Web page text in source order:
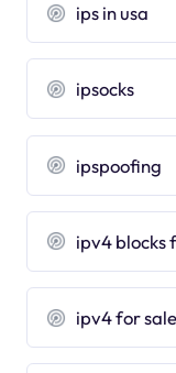
ips in usa
ipsocks
ipspoofing
ipv4 blocks
ipv4 for sale